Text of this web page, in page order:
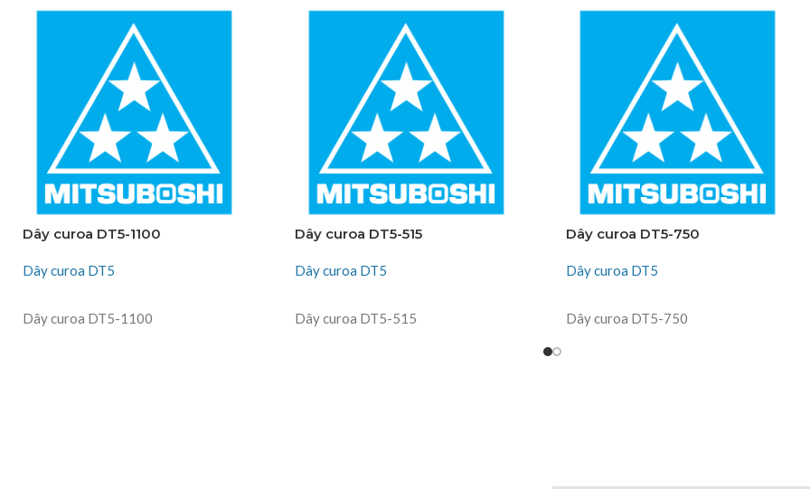
Dây curoa DT5-1100
Dây curoa DT5
Dây curoa DT5-1100
Dây curoa DT5-515
Dây curoa DT5
Dây curoa DT5-515
Dây curoa DT5-750
Dây curoa DT5
Dây curoa DT5-750